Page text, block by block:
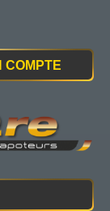
COMPTE